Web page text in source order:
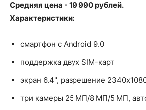
Средняя цена - 19 990 рублей.
Характеристики:
смартфон с Android 9.0
поддержка двух SIM-карт
экран 6.4", разрешение
три камеры 25 МП/8 МП/5 МП,